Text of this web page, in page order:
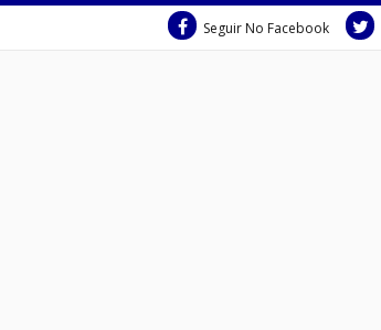
Seguir No Facebook